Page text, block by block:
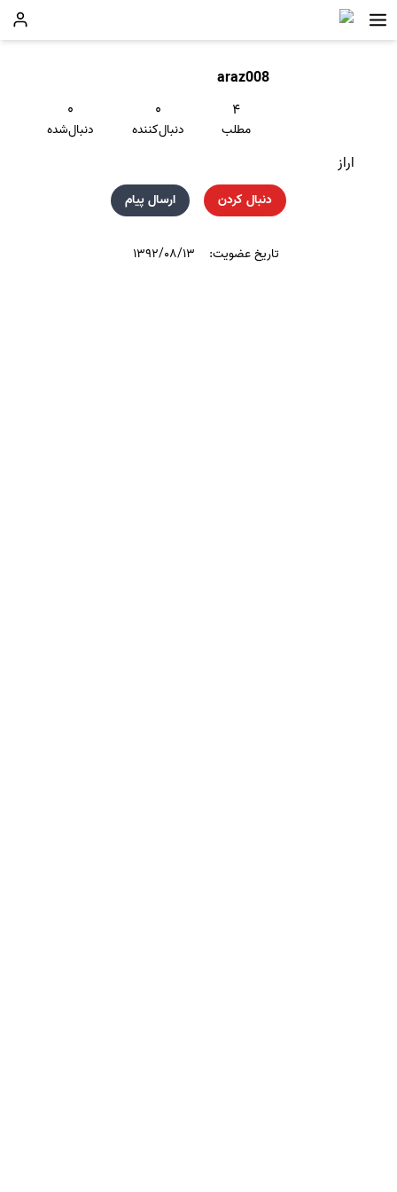
araz008
۴
مطلب
۰
دنبال‌کننده
۰
دنبال‌شده
اراز
دنبال کردن ارسال پیام
تاریخ عضویت: ۱۳۹۲/۰۸/۱۳